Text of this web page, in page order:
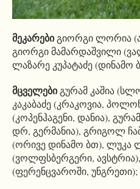
მეკარებიგიორგი ლორია
გიორგი მამარდაშვილი
ლაზარე კუპატაძე (დინამო
მცველებიგურამ კაშია
კაკაბაძე (კრაკოვია,
(კოპენჰაგენი, დანია),
დრ, გერმანია), გრიგოლ
(ორივე დინამო ბთ), ლუკა
(ვოლფსბერგერი,
(ფერენცვაროში, უნგრეთი);